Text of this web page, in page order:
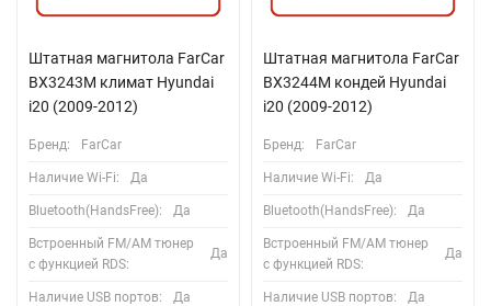
Штатная магнитола FarCar
BX3243M климат Hyundai
i20 (2009-2012)
Бренд: FarCar
Наличие Wi-Fi: Да
Bluetooth(HandsFree): Да
Встроенный FM/AM тюнер
с функцией RDS:
Да
Наличие USB портов: Да
Штатная магнитола FarCar
BX3244M кондей Hyundai
i20 (2009-2012)
Бренд: FarCar
Наличие Wi-Fi: Да
Bluetooth(HandsFree): Да
Встроенный FM/AM тюнер
с функцией RDS:
Да
Наличие USB портов: Да